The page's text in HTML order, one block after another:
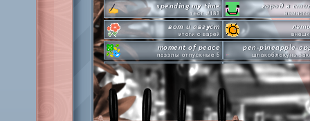
spending my time
тест #183
город в
вот и август
итоги с варей
moment of peace
паззлы отпускные 5
pen-pineapple-
шлакоблокунь
hot n cold
охлаждаемся в клабграмме
сделай это
everyone's a star
покупаем звезды
time goes by
private emotion
с днем эмоций #4
hot
летняя